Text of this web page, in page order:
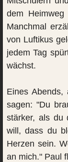
dem
Manchmal
von Luftikus
jedem Tag
wächst.
Eines
sagen: "Du
stärker, als du
will, dass du
Herzen sein.
an mich." Paul